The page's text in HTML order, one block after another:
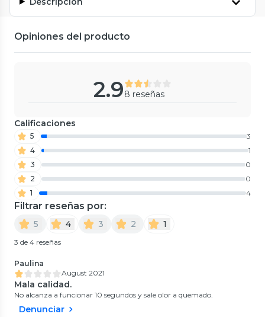
Opiniones del producto
2.98 reseñas
Calificaciones
5
3
4
1
3
0
2
0
1
4
Filtrar reseñas por:
5 4 3 2 1
3 de 4 reseñas
Paulina
August 2021
Mala calidad.
No alcanza a funcionar 10 segundos y sale olor a quemado.
Denunciar